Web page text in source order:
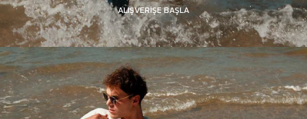
ALIŞVERİŞE BAŞLA